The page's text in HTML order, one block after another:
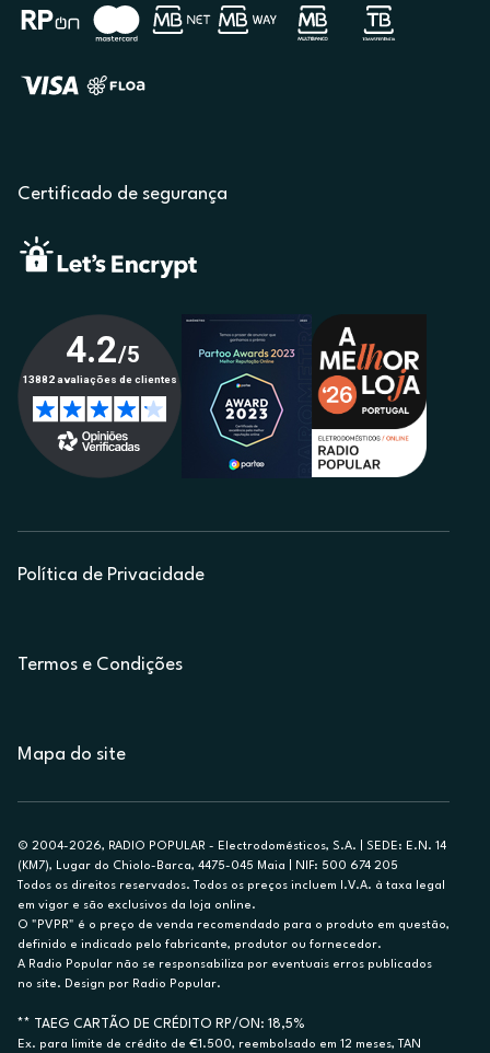
Certificado de segurança
Política de Privacidade
Termos e Condições
Mapa do site
© 2004-2026, RADIO POPULAR - Electrodomésticos, S.A. | SEDE: E.N. 14
(KM7), Lugar do Chiolo-Barca, 4475-045 Maia | NIF: 500 674 205
Todos os direitos reservados. Todos os preços incluem I.V.A. à taxa legal
em vigor e são exclusivos da loja online.
O "PVPR" é o preço de venda recomendado para o produto em questão,
definido e indicado pelo fabricante, produtor ou fornecedor.
A Radio Popular não se responsabiliza por eventuais erros publicados
no site. Design por Radio Popular.
** TAEG CARTÃO DE CRÉDITO RP/ON: 18,5%
Ex. para limite de crédito de €1.500, reembolsado em 12 meses, TAN